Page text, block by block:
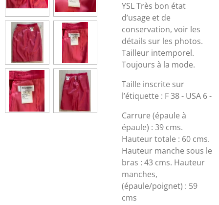
YSL Très bon état
d’usage et de
conservation, voir les
détails sur les photos.
Tailleur intemporel.
Toujours à la mode.
Taille inscrite sur
l’étiquette : F 38 - USA 6 -
Carrure (épaule à
épaule) : 39 cms.
Hauteur totale : 60 cms.
Hauteur manche sous le
bras : 43 cms. Hauteur
manches,
(épaule/poignet) : 59
cms